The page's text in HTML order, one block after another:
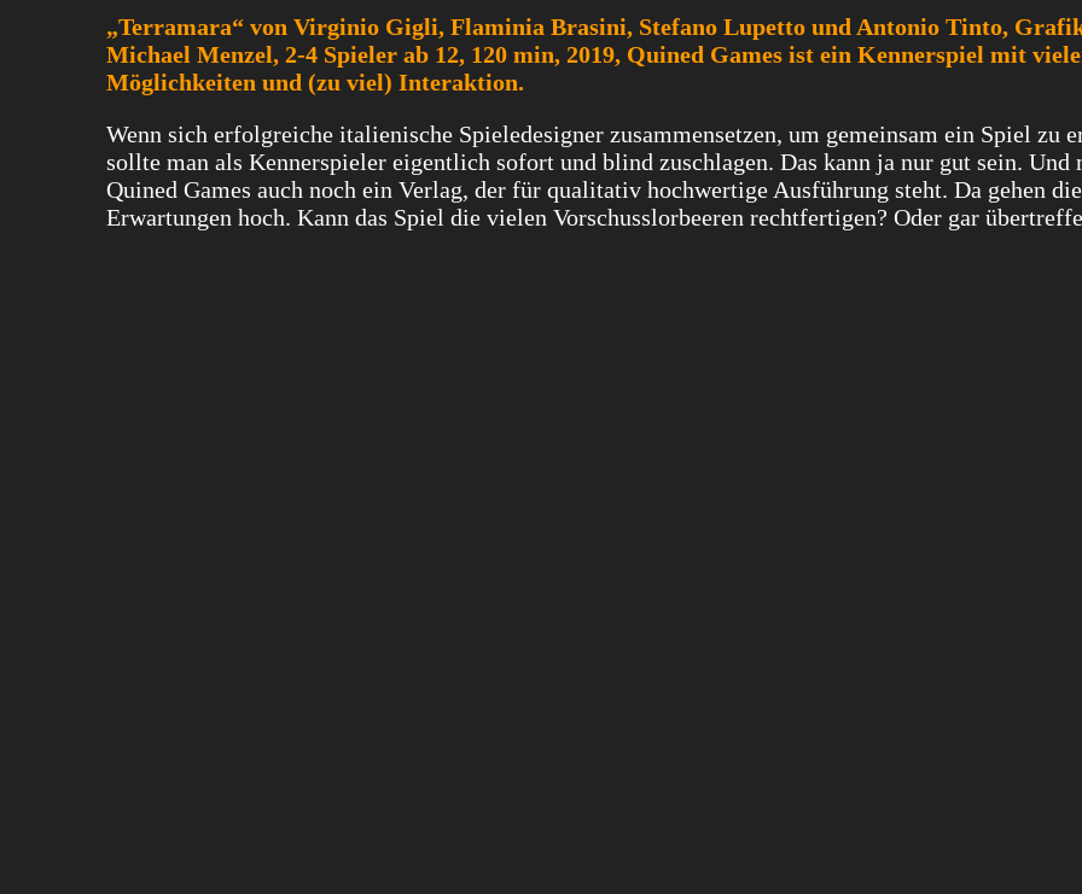
„Terramara“ von Virginio Gigli, Flaminia Brasini, Stefano Lupetto und Antonio Tinto,
Michael Menzel, 2-4 Spieler ab 12, 120 min, 2019, Quined Games ist ein Kennerspiel mit
Möglichkeiten und (zu viel) Interaktion.
Wenn sich erfolgreiche italienische Spieledesigner zusammensetzen, um gemeinsam ein Spiel zu
sollte man als Kennerspieler eigentlich sofort und blind zuschlagen. Das kann ja nur gut sein. Und
Quined Games auch noch ein Verlag, der für qualitativ hochwertige Ausführung steht. Da gehen die
Erwartungen hoch. Kann das Spiel die vielen Vorschusslorbeeren rechtfertigen? Oder gar